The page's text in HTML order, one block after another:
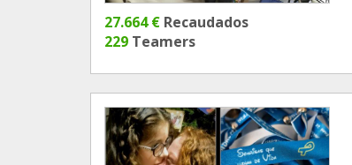
27.664 € Recaudados
229 Teamers